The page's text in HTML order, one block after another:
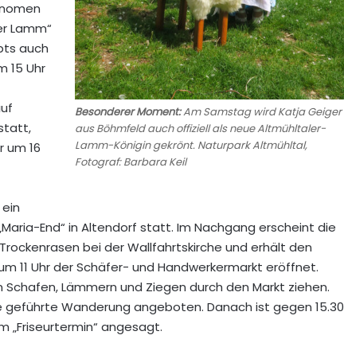
Besonderer Moment:Am Samstag wird Katja Geiger
aus Böhmfeld auch offiziell als neue Altmühltaler-
Lamm-Königin gekrönt. Naturpark Altmühltal,
Fotograf: Barbara Keil
Lamm“
auch
15 Uhr
um 16
End“ in Altendorf statt. Im Nachgang erscheint die
bei der Wallfahrtskirche und erhält den
11 Uhr der Schäfer- und Handwerkermarkt eröffnet.
Lämmern und Ziegen durch den Markt ziehen.
geführte Wanderung angeboten. Danach ist gegen 15.30
„Friseurtermin“ angesagt.